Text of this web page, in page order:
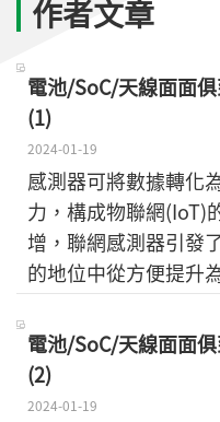
作者文章
電池/SoC/天線面面
(1)
2024-01-19
感測器可將數據轉化
力，構成物聯網(IoT)
增，聯網感測器引發
的地位中從方便提升
電池/SoC/天線面面
(2)
2024-01-19